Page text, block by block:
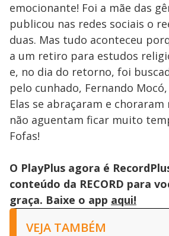
emocionante! Foi a mãe das
publicou nas redes sociais o
duas. Mas tudo aconteceu
a um retiro para estudos
e, no dia do retorno, foi
pelo cunhado, Fernando
Elas se abraçaram e
não aguentam ficar muito
Fofas!
O PlayPlus agora é
conteúdo da RECORD para
graça. Baixe o app aqui!
VEJA TAMBÉM